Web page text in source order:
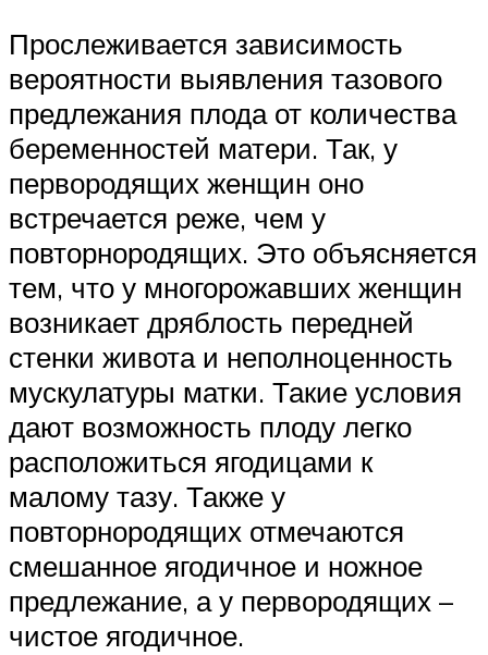
Прослеживается зависимость
вероятности выявления тазового
предлежания плода от количества
беременностей матери. Так, у
первородящих женщин оно
встречается реже, чем у
повторнородящих. Это объясняется
тем, что у многорожавших женщин
возникает дряблость передней
стенки живота и неполноценность
мускулатуры матки. Такие условия
дают возможность плоду легко
расположиться ягодицами к
малому тазу. Также у
повторнородящих отмечаются
смешанное ягодичное и ножное
предлежание, а у первородящих –
чистое ягодичное.